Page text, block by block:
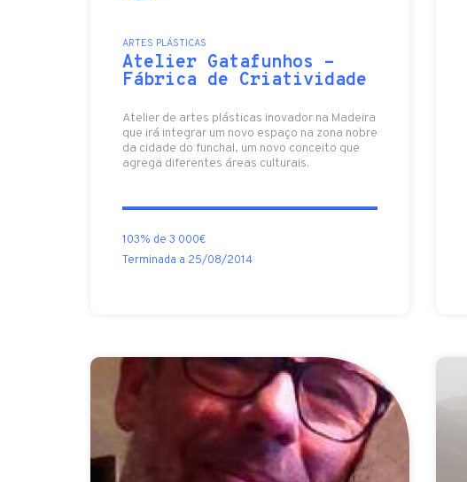
ARTES PLÁSTICAS
Atelier Gatafunhos -
Fábrica de Criatividade
Atelier de artes plásticas inovador na Madeira
que irá integrar um novo espaço na zona nobre
da cidade do funchal, um novo conceito que
agrega diferentes áreas culturais.
103% de 3 000€
Terminada a 25/08/2014